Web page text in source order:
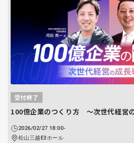
受付終了
100億企業のつくり方 〜次世代経営
2026/02/27 18:00-
松山三越E3ホール